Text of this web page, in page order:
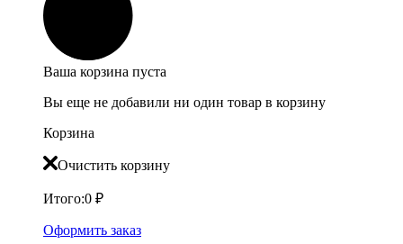
Ваша корзина пуста
Вы еще не добавили ни один товар в корзину
Корзина
Очистить корзину
Итого:0 ₽
Оформить заказ